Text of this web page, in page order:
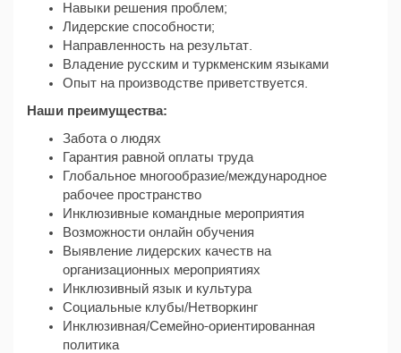
Навыки решения проблем;
Лидерские способности;
Направленность на результат.
Владение русским и туркменским языками
Опыт на производстве приветствуется.
Наши преимущества:
Забота о людях
Гарантия равной оплаты труда
Глобальное многообразие/международное
рабочее пространство
Инклюзивные командные мероприятия
Возможности онлайн обучения
Выявление лидерских качеств на
организационных мероприятиях
Инклюзивный язык и культура
Социальные клубы/Нетворкинг
Инклюзивная/Семейно-ориентированная
политика